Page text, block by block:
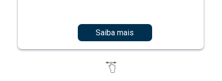
Saiba mais